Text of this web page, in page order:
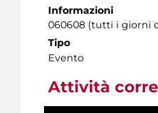
Informazioni
060608 (tutti i giorni
Tipo
Evento
Attività